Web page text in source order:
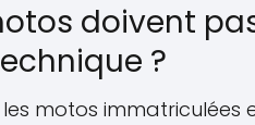
doivent
?
motos immatriculées